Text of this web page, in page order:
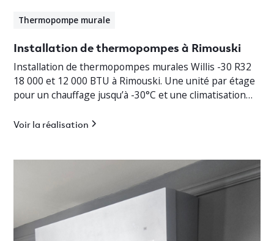
Thermopompe murale
Installation de thermopompes à Rimouski
Installation de thermopompes murales Willis -30 R32
18 000 et 12 000 BTU à Rimouski. Une unité par étage
pour un chauffage jusqu’à -30°C et une climatisation
Voir la réalisation